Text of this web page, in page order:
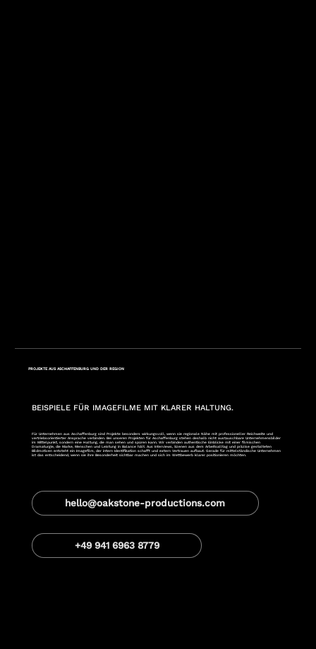
PROJEKTE AUS ASCHAFFENBURG UND DER REGION
BEISPIELE FÜR IMAGEFILME MIT KLARER HALTUNG.
Für Unternehmen aus Aschaffenburg sind Projekte besonders wirkungsvoll, wenn sie regionale Nähe mit professioneller Reichweite und
vertriebsorientierter Ansprache verbinden. Bei unseren Projekten für Aschaffenburg stehen deshalb nicht austauschbare Unternehmensbilder
im Mittelpunkt, sondern eine Haltung, die man sehen und spüren kann. Wir verbinden authentische Einblicke mit einer filmischen
Dramaturgie, die Marke, Menschen und Leistung in Balance hält. Aus Interviews, Szenen aus dem Arbeitsalltag und präzise gestalteten
Bildmotiven entsteht ein Imagefilm, der intern Identifikation schafft und extern Vertrauen aufbaut. Gerade für mittelständische Unternehmen
ist das entscheidend, wenn sie ihre Besonderheit sichtbar machen und sich im Wettbewerb klarer positionieren möchten.
hello@oakstone-productions.com
+49 941 6963 8779